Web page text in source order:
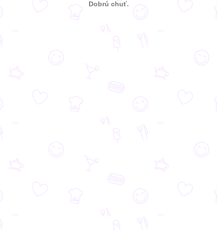
Dobrú chuť.